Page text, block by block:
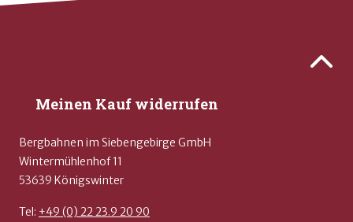
Zurück
Meinen Kauf widerrufen
Bergbahnen im Siebengebirge GmbH
Wintermühlenhof 11
53639 Königswinter
Tel: +49 (0) 22 23.9 20 90